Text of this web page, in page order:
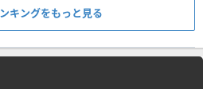
キングをもっと見る